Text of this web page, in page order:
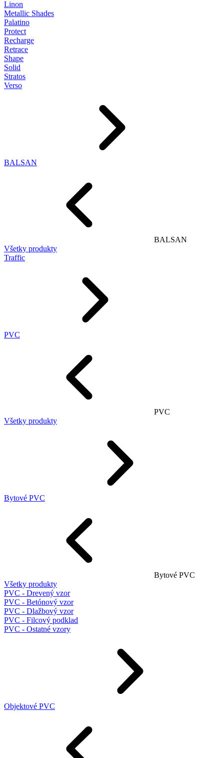
Linon
Metallic Shades
Palatino
Protect
Recharge
Retrace
Shape
Solid
Stratos
Verso
BALSAN
BALSAN
Všetky produkty
Traffic
PVC
PVC
Všetky produkty
Bytové PVC
Bytové PVC
Všetky produkty
PVC - Drevený vzor
PVC - Betónový vzor
PVC - Dlažbový vzor
PVC - Filcový podklad
PVC - Ostatné vzory
Objektové PVC